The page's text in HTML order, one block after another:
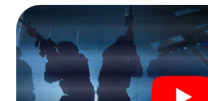
und vor allem: Vertrauen Sie
Anders als in einem klassischen
Offenburg sind Sie also nicht in
aus dem Sie sich in einem
befreien müssen. Diese